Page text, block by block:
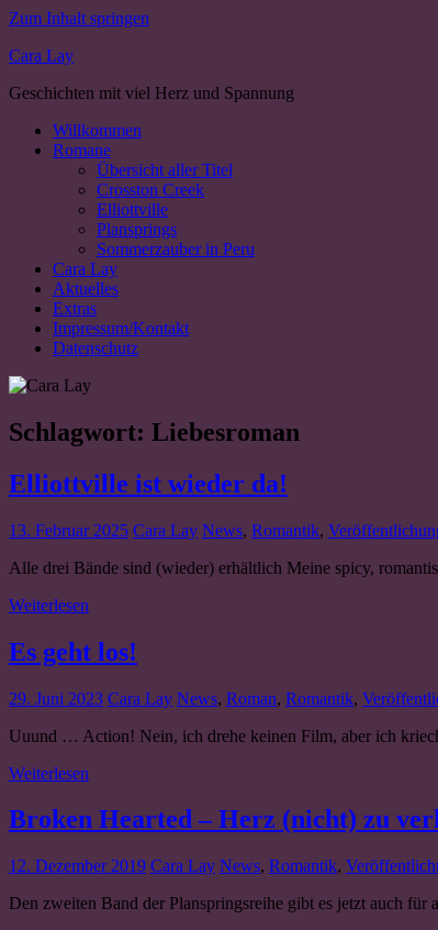
Zum Inhalt springen
Cara Lay
Geschichten mit viel Herz und Spannung
Willkommen
Romane
Übersicht aller Titel
Crosston Creek
Elliottville
Plansprings
Sommerzauber in Peru
Cara Lay
Aktuelles
Extras
Impressum/Kontakt
Datenschutz
Schlagwort: Liebesroman
Elliottville ist wieder da!
13. Februar 2025 Cara Lay News, Romantik,
Alle drei Bände sind (wieder) erhältlich Meine spicy,
Weiterlesen
Es geht los!
29. Juni 2023 Cara Lay News, Roman, Romantik,
Uuund … Action! Nein, ich drehe keinen Film, aber ich
Weiterlesen
Broken Hearted – Herz (nicht) zu
12. Dezember 2019 Cara Lay News, Romantik,
Den zweiten Band der Planspringsreihe gibt es jetzt auch für